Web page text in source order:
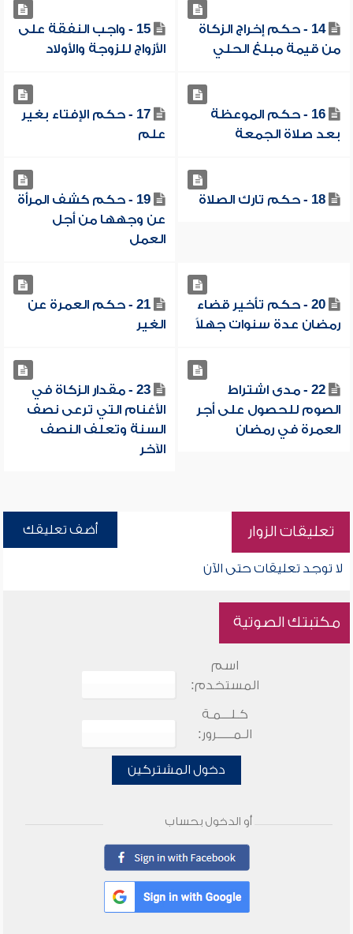
14 - حكم إخراج الزكاة
من قيمة مبلغ الحلي
15 - واجب النفقة على
الأزواج للزوجة والأولاد
16 - حكم الموعظة
بعد صلاة الجمعة
17 - حكم الإفتاء بغير
علم
18 - حكم تارك الصلاة
19 - حكم كشف المرأة
عن وجهها من أجل
العمل
20 - حكم تأخير قضاء
رمضان عدة سنوات جهلاً
21 - حكم العمرة عن
الغير
22 - مدى اشتراط
الصوم للحصول على أجر
العمرة في رمضان
23 - مقدار الزكاة في
الأغنام التي ترعى نصف
السنة وتعلف النصف
الآخر
تعليقات الزوار أضف تعليقك
لا توجد تعليقات حتى الآن
مكتبتك الصوتية
اسم
المستخدم:
كـلـــمـة
الـمـــــرور:
دخول المشتركين
أو الدخول بحساب